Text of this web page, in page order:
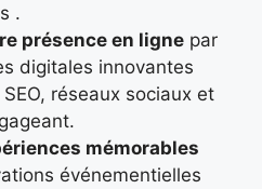
.
présence en ligne par
digitales innovantes
réseaux sociaux et
mémorables
événementielles